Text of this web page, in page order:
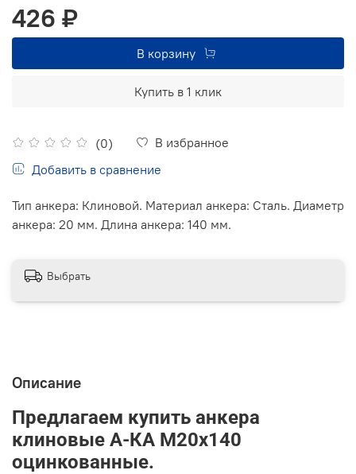
(0)
В избранное
Добавить в сравнение
426 ₽
В корзину
Купить в 1 клик
Тип анкера: Клиновой. Материал анкера: Сталь. Диаметр
анкера: 20 мм. Длина анкера: 140 мм.
Выбрать
Описание
Предлагаем купить анкера
клиновые А-КА М20х140
оцинкованные.